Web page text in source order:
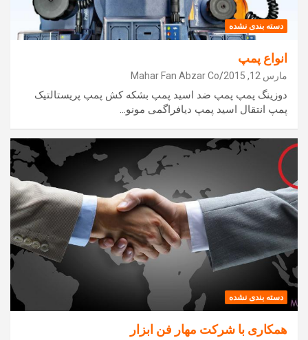
دسته بندی نشده
انواع پمپ
مارس 12, 2015 Mahar Fan Abzar Co
دوزینگ پمپ پمپ ضد اسید پمپ بشکه کش پمپ پریستالتیک
پمپ انتقال اسید پمپ دیافراگمی مونو…
دسته بندی نشده
همکاری با شرکت مهار فن ابزار